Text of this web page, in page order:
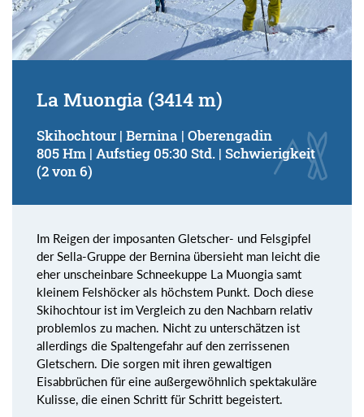
La Muongia (3414 m)
Skihochtour | Bernina | Oberengadin
805 Hm | Aufstieg 05:30 Std. | Schwierigkeit
(2 von 6)
Im Reigen der imposanten Gletscher- und Felsgipfel
der Sella-Gruppe der Bernina übersieht man leicht die
eher unscheinbare Schneekuppe La Muongia samt
kleinem Felshöcker als höchstem Punkt. Doch diese
Skihochtour ist im Vergleich zu den Nachbarn relativ
problemlos zu machen. Nicht zu unterschätzen ist
allerdings die Spaltengefahr auf den zerrissenen
Gletschern. Die sorgen mit ihren gewaltigen
Eisabbrüchen für eine außergewöhnlich spektakuläre
Kulisse, die einen Schritt für Schritt begeistert.